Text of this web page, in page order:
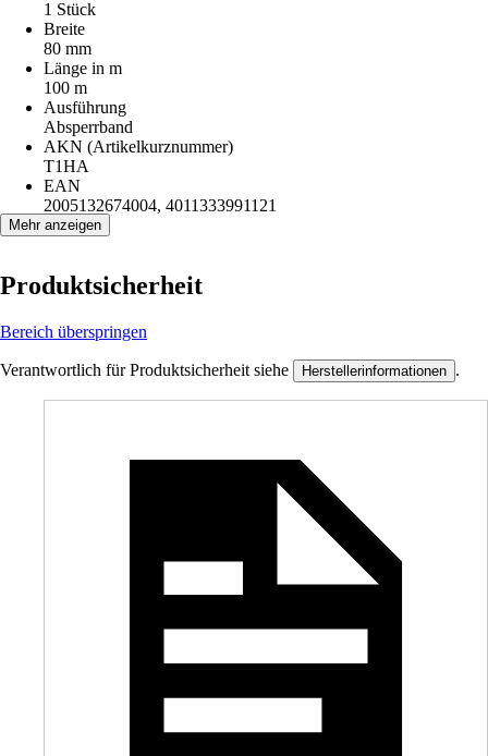
1 Stück
Breite
80 mm
Länge in m
100 m
Ausführung
Absperrband
AKN (Artikelkurznummer)
T1HA
EAN
2005132674004, 4011333991121
Mehr anzeigen
Produktsicherheit
Bereich überspringen
Verantwortlich für Produktsicherheit siehe Herstellerinformationen .